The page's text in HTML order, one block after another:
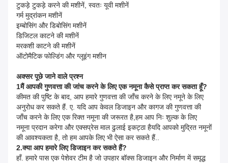
टुकड़े टुकड़े करने की मशीनें, स्वतः यूवी मशीनें
गर्म मुद्रांकन मशीनें
इम्बोसिंग और डिबोसिंग मशीनें
डिजिटल काटने की मशीनें
मरकशी काटने की मशीनें
ऑटोमैटिक फोल्डिंग और ग्लूइंग मशीन
अक्सर पूछे जाने वाले प्रश्न
1मैं आपकी गुणवत्ता की जांच करने के लिए एक नमूना कैसे प्राप्त कर सकता हूँ?
कीमत की पुष्टि के बाद, आप हमारे गुणवत्ता की जाँच करने के लिए नमूने के लिए
अनुरोध कर सकते हैं. ए. यदि आप केवल डिजाइन और कागज की गुणवत्ता की
जाँच करने के लिए एक रिक्त नमूना की जरूरत है,हम आप निः शुल्क के लिए
नमूना प्रदान करेगा और एक्सप्रेस माल ढुलाई इकट्ठा हैयदि आपको मुद्रित नमूनों
की आवश्यकता है, तो हम आपके लिए भी ऐसा कर सकते हैं..
2.क्या आप हमारे लिए डिजाइन कर सकते हैं?
हाँ. हमारे पास एक पेशेवर टीम है जो उपहार बॉक्स डिजाइन और निर्माण में समृद्ध